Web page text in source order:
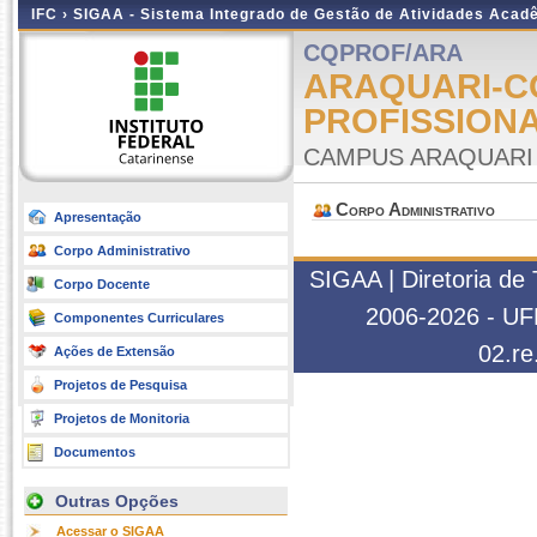
IFC › SIGAA - Sistema Integrado de Gestão de Atividades
Apresentação
Corpo Administrativo
Corpo Docente
Componentes Curriculares
Ações de Extensão
Projetos de Pesquisa
Projetos de Monitoria
Documentos
Outras Opções
Acessar o SIGAA
CQPROF/ARA
ARAQUARI-
CAMPUS ARAQUARI
Corpo Administrativo
SIGAA | Diretoria
2006-2026 -